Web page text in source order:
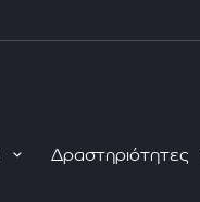
Δραστηριότητες